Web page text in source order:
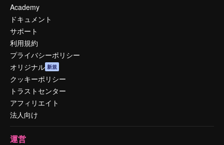
Academy
ドキュメント
サポート
利用規約
プライバシーポリシー
オリジナル 新規
クッキーポリシー
トラストセンター
アフィリエイト
法人向け
運営